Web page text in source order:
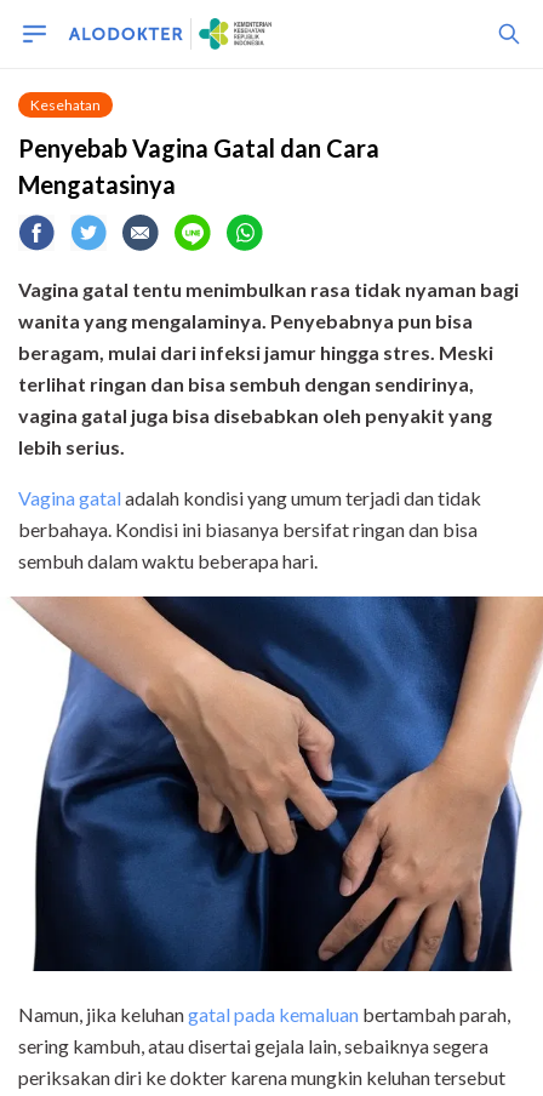
Kesehatan
Penyebab Vagina Gatal dan Cara
Mengatasinya
Vagina gatal tentu menimbulkan rasa tidak nyaman bagi
wanita yang mengalaminya. Penyebabnya pun bisa
beragam, mulai dari infeksi jamur hingga stres. Meski
terlihat ringan dan bisa sembuh dengan sendirinya,
vagina gatal juga bisa disebabkan oleh penyakit yang
lebih serius.
Vagina gataladalah kondisi yang umum terjadi dan tidak
berbahaya. Kondisi ini biasanya bersifat ringan dan bisa
sembuh dalam waktu beberapa hari.
Namun, jika keluhangatal pada kemaluan bertambah parah,
sering kambuh, atau disertai gejala lain, sebaiknya segera
periksakan diri ke dokter karena mungkin keluhan tersebut